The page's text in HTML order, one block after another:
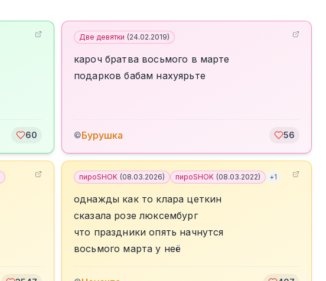
60
Две девятки (24.02.2019)
кароч братва восьмого в марте
подарков бабам нахуярьте
©Бурушка 56
пироSHOK (08.03.2026) пироSHOK (08.03.2022) +1
однажды как то клара цеткин
сказала розе люксембург
что праздники опять начнутся
восьмого марта у неё